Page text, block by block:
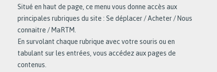
Situé en haut de page, ce menu vous donne accès aux
principales rubriques du site : Se déplacer / Acheter / Nous
connaitre / MaRTM.
En survolant chaque rubrique avec votre souris ou en
tabulant sur les entrées, vous accédez aux pages de
contenus.